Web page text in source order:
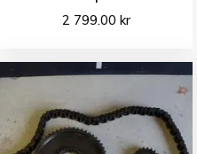
2 799.00 kr